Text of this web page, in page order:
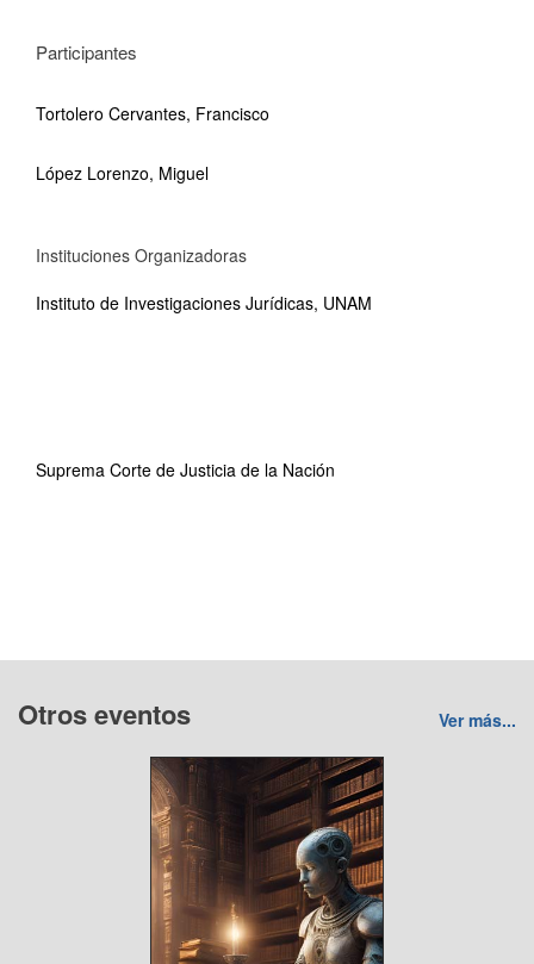
Participantes
Tortolero Cervantes, Francisco
López Lorenzo, Miguel
Instituciones Organizadoras
Instituto de Investigaciones Jurídicas, UNAM
Suprema Corte de Justicia de la Nación
Otros eventos Ver más...